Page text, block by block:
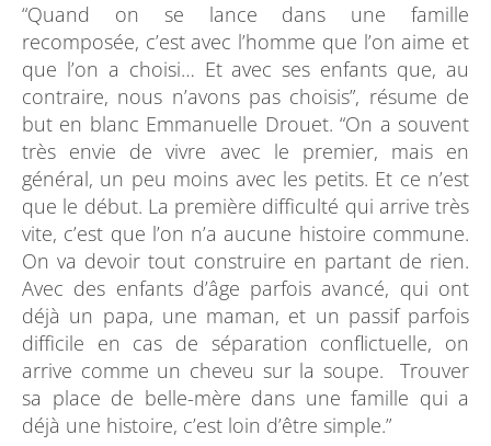
“Quand on se lance dans une famille
recomposée, c’est avec l’homme que l’on aime et
que l’on a choisi… Et avec ses enfants que, au
contraire, nous n’avons pas choisis”, résume de
but en blanc Emmanuelle Drouet. “On a souvent
très envie de vivre avec le premier, mais en
général, un peu moins avec les petits. Et ce n’est
que le début. La première difficulté qui arrive très
vite, c’est que l’on n’a aucune histoire commune.
On va devoir tout construire en partant de rien.
Avec des enfants d’âge parfois avancé, qui ont
déjà un papa, une maman, et un passif parfois
difficile en cas de séparation conflictuelle, on
arrive comme un cheveu sur la soupe. Trouver
sa place de belle-mère dans une famille qui a
déjà une histoire, c’est loin d’être simple.”